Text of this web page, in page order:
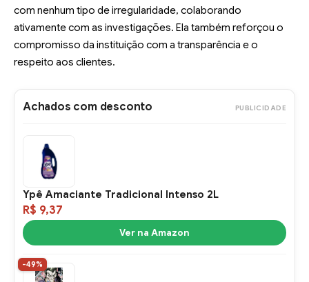
com nenhum tipo de irregularidade, colaborando
ativamente com as investigações. Ela também reforçou o
compromisso da instituição com a transparência e o
respeito aos clientes.
Achados com desconto PUBLICIDADE
Ypê Amaciante Tradicional Intenso 2L
R$ 9,37
Ver na Amazon
-49%